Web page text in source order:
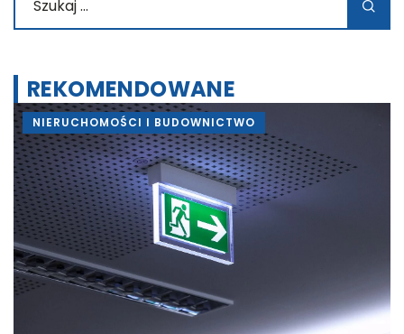
REKOMENDOWANE
NIERUCHOMOŚCI I BUDOWNICTWO